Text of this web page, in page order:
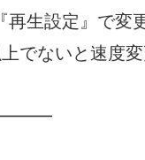
生設定』で変
でないと速度